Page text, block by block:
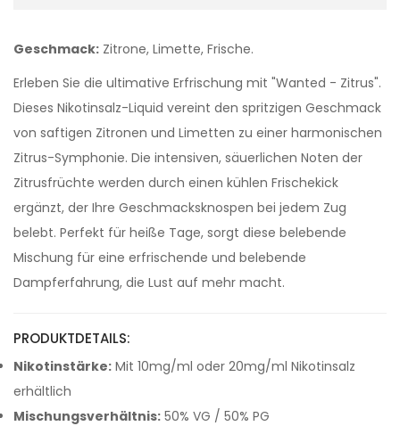
Geschmack: Zitrone, Limette, Frische.
Erleben Sie die ultimative Erfrischung mit "Wanted - Zitrus".
Dieses Nikotinsalz-Liquid vereint den spritzigen Geschmack
von saftigen Zitronen und Limetten zu einer harmonischen
Zitrus-Symphonie. Die intensiven, säuerlichen Noten der
Zitrusfrüchte werden durch einen kühlen Frischekick
ergänzt, der Ihre Geschmacksknospen bei jedem Zug
belebt. Perfekt für heiße Tage, sorgt diese belebende
Mischung für eine erfrischende und belebende
Dampferfahrung, die Lust auf mehr macht.
PRODUKTDETAILS:
Nikotinstärke: Mit 10mg/ml oder 20mg/ml Nikotinsalz
erhältlich
Mischungsverhältnis: 50% VG / 50% PG